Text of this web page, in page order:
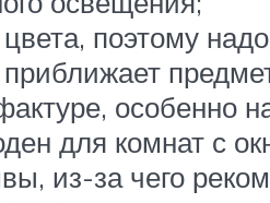
поэтому
особенно
для комнат с
из-за чего